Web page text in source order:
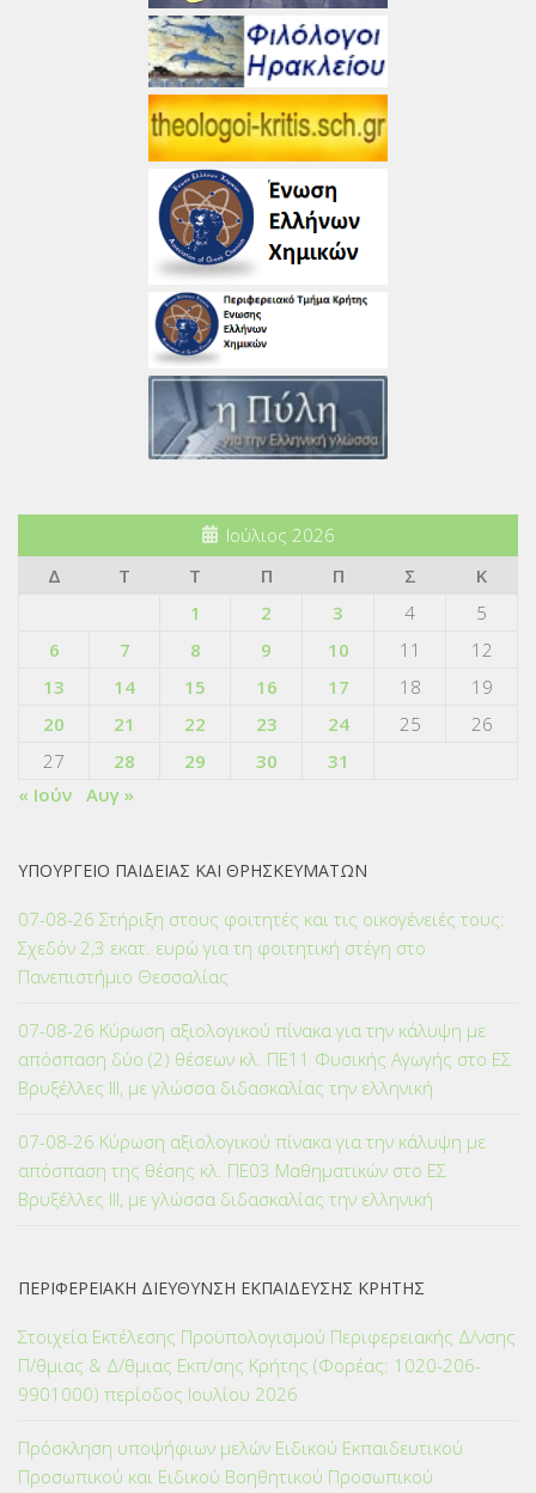
Ιούλιος 2026
Δ
Τ Τ Π Π Σ
Κ
1
2 3 4
5
6
7 8 9 10 11
12
13
14 15 16 17 18
19
20
21 22 23 24 25
26
27
28 29 30
31
« Ιούν Αυγ »
ΥΠΟΥΡΓΕΙΟ ΠΑΙΔΕΙΑΣ ΚΑΙ ΘΡΗΣΚΕΥΜΑΤΩΝ
07-08-26 Στήριξη στους φοιτητές και τις οικογένειές τους:
Σχεδόν 2,3 εκατ. ευρώ για τη φοιτητική στέγη στο
Πανεπιστήμιο Θεσσαλίας
07-08-26 Κύρωση αξιολογικού πίνακα για την κάλυψη με
απόσπαση δύο (2) θέσεων κλ. ΠΕ11 Φυσικής Αγωγής στο ΕΣ
Βρυξέλλες ΙΙΙ, με γλώσσα διδασκαλίας την ελληνική
07-08-26 Κύρωση αξιολογικού πίνακα για την κάλυψη με
απόσπαση της θέσης κλ. ΠΕ03 Μαθηματικών στο ΕΣ
Βρυξέλλες ΙΙΙ, με γλώσσα διδασκαλίας την ελληνική
ΠΕΡΙΦΕΡΕΙΑΚΗ ΔΙΕΥΘΥΝΣΗ ΕΚΠΑΙΔΕΥΣΗΣ ΚΡΗΤΗΣ
Στοιχεία Εκτέλεσης Προϋπολογισμού Περιφερειακής Δ/νσης
Π/θμιας & Δ/θμιας Εκπ/σης Κρήτης (Φορέας: 1020-206-
9901000) περίοδος Ιουλίου 2026
Πρόσκληση υποψήφιων μελών Ειδικού Εκπαιδευτικού
Προσωπικού και Ειδικού Βοηθητικού Προσωπικού